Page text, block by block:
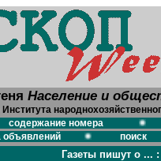
Население и
содержание номера
объявлений поиск
Газеты пишут о ... :